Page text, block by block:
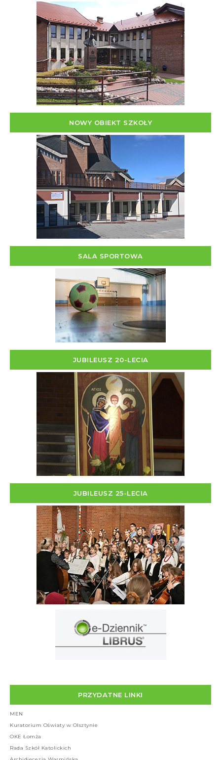
NOWY OBIEKT SZKOŁY
SALA SPORTOWA
JUBILEUSZ 20-LECIA
JUBILEUSZ 25-LECIA
PRZYDATNE LINKI
MEN
Kuratorium Oświaty w Olsztynie
OKE Łomża
Rada Szkół Katolickich